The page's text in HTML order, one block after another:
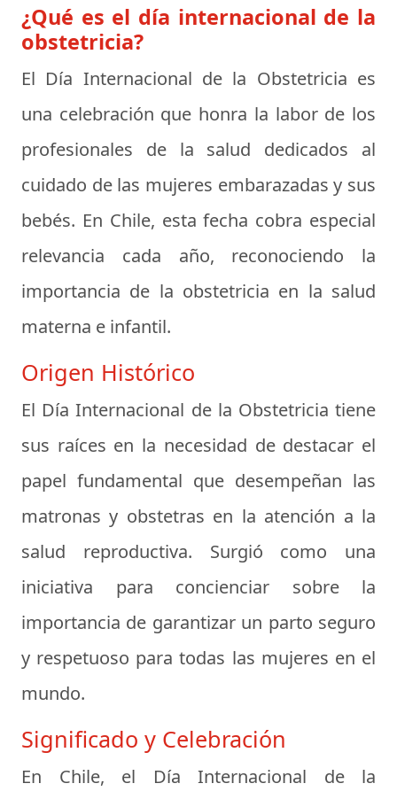
¿Qué es el día internacional de la
obstetricia?
El Día Internacional de la Obstetricia es
una celebración que honra la labor de los
profesionales de la salud dedicados al
cuidado de las mujeres embarazadas y sus
bebés. En Chile, esta fecha cobra especial
relevancia cada año, reconociendo la
importancia de la obstetricia en la salud
materna e infantil.
Origen Histórico
El Día Internacional de la Obstetricia tiene
sus raíces en la necesidad de destacar el
papel fundamental que desempeñan las
matronas y obstetras en la atención a la
salud reproductiva. Surgió como una
iniciativa para concienciar sobre la
importancia de garantizar un parto seguro
y respetuoso para todas las mujeres en el
mundo.
Significado y Celebración
En Chile, el Día Internacional de la